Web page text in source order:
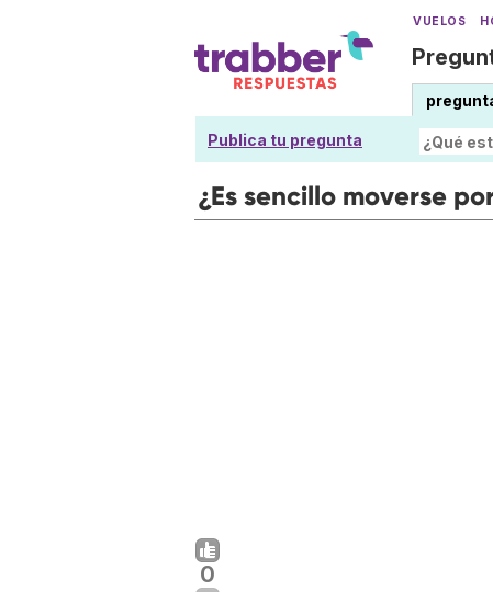
VUELOS
Publica tu pregunta
¿Es sencillo moverse
0